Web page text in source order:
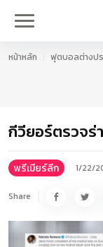
หน้าหลัก ฟุตบอลต่างปร
กีวียอร์ตรวจร่
พรีเมียร์ลีก 1/22/
Share